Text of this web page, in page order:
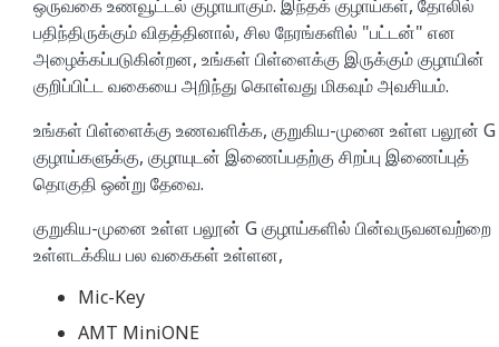
ஒருவகை உணவூட்டல் குழாயாகும். இந்தக் குழாய்கள், தோலில்
பதிந்திருக்கும் விதத்தினால், சில நேரங்களில் "பட்டன்" என
அழைக்கப்படுகின்றன, உங்கள் பிள்ளைக்கு இருக்கும் குழாயின்
குறிப்பிட்ட வகையை அறிந்து கொள்வது மிகவும் அவசியம்.
உங்கள் பிள்ளைக்கு உணவளிக்க, குறுகிய-முனை உள்ள பலூன் G
குழாய்களுக்கு, குழாயுடன் இணைப்பதற்கு சிறப்பு இணைப்புத்
தொகுதி ஒன்று தேவை.
குறுகிய-முனை உள்ள பலூன் G குழாய்களில் பின்வருவனவற்றை
உள்ளடக்கிய பல வகைகள் உள்ளன,
Mic-Key
AMT MiniONE